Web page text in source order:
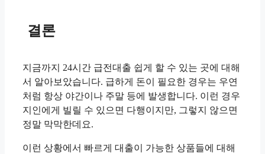
결론
지금까지 24시간 급전대출 쉽게 할 수 있는 곳에 대해
서 알아보았습니다. 급하게 돈이 필요한 경우는 우연
처럼 항상 야간이나 주말 등에 발생합니다. 이런 경우
지인에게 빌릴 수 있으면 다행이지만, 그렇지 않으면
정말 막막한데요.
이런 상황에서 빠르게 대출이 가능한 상품들에 대해